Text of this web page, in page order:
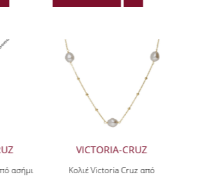
ασήμι
VICTORIA-CRUZ
Κολιέ Victoria Cruz από